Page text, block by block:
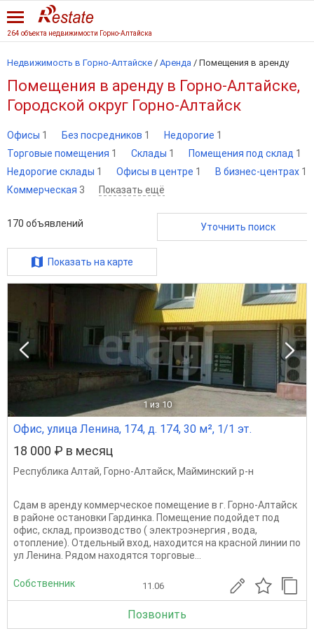
264 объекта недвижимости Горно-Алтайска
Недвижимость в Горно-Алтайске / Аренда / Помещения в аренду
Помещения в аренду в Горно-Алтайске,
Городской округ Горно-Алтайск
Офисы 1 Без посредников 1 Недорогие 1
Торговые помещения 1 Склады 1 Помещения под склад 1
Недорогие склады 1 Офисы в центре 1 В бизнес-центрах 1
Коммерческая 3 Показать ещё
170 объявлений Уточнить поиск
Показать на карте
1 из 10
Офис, улица Ленина, 174, д. 174, 30 м², 1/1 эт.
18 000 ₽ в месяц
Республика Алтай, Горно-Алтайск, Майминский р-н
Сдам в аренду коммерческое помещение в г. Горно-Алтайск
в районе остановки Гардинка. Помещение подойдет под
офис, склад, производство ( электроэнергия , вода,
отопление). Отдельный вход, находится на красной линии по
ул Ленина. Рядом находятся торговые...
Собственник 11.06
Позвонить